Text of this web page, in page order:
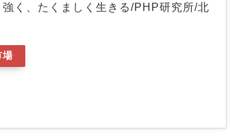
強く、たくましく生きる/PHP研究所/北
場